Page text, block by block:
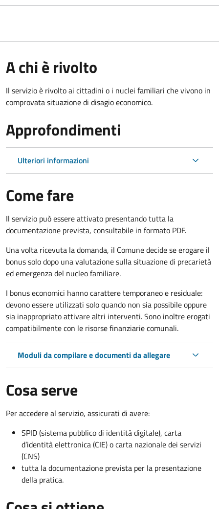
A chi è rivolto
Il servizio è rivolto ai cittadini o i nuclei familiari che vivono in
comprovata situazione di disagio economico.
Approfondimenti
Ulteriori informazioni
Come fare
Il servizio può essere attivato presentando tutta la
documentazione prevista, consultabile in formato PDF.
Una volta ricevuta la domanda, il Comune decide se erogare il
bonus solo dopo una valutazione sulla situazione di precarietà
ed emergenza del nucleo familiare.
I bonus economici hanno carattere temporaneo e residuale:
devono essere utilizzati solo quando non sia possibile oppure
sia inappropriato attivare altri interventi. Sono inoltre erogati
compatibilmente con le risorse finanziarie comunali.
Moduli da compilare e documenti da allegare
Cosa serve
Per accedere al servizio, assicurati di avere:
SPID (sistema pubblico di identità digitale), carta
d’identità elettronica (CIE) o carta nazionale dei servizi
(CNS)
tutta la documentazione prevista per la presentazione
della pratica.